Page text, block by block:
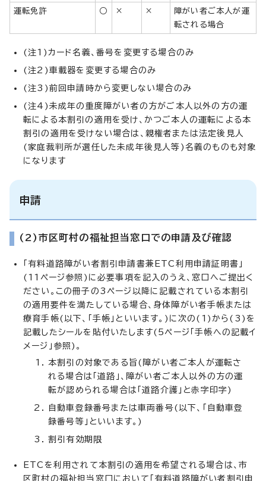
運転免許 ○ × ×
障がい者ご本人が運
転される場合
(注1)カード名義、番号を変更する場合のみ
(注2)車載器を変更する場合のみ
(注3)前回申請時から変更しない場合のみ
(注4)未成年の重度障がい者の方がご本人以外の方の運
転による本割引の適用を受け、かつご本人の運転による本
割引の適用を受けない場合は、親権者または法定後見人
(家庭裁判所が選任した未成年後見人等)名義のものも対象
になります
申請
(2)市区町村の福祉担当窓口での申請及び確認
「有料道路障がい者割引申請書兼ETC利用申請証明書」
(11ページ参照)に必要事項を記入のうえ、窓口へご提出く
ださい。この冊子の3ページ以降に記載されている本割引
の適用要件を満たしている場合、身体障がい者手帳または
療育手帳(以下、「手帳」といいます。)に次の(1)から(3)を
記載したシールを貼付いたします(5ページ「手帳への記載イ
メージ」参照)。
本割引の対象である旨(障がい者ご本人が運転さ
れる場合は「道路」、障がい者ご本人以外の方の運
転が認められる場合は「道路介護」と赤字印字)
自動車登録番号または車両番号(以下、「自動車登
録番号等」といいます。)
割引有効期限
ETCを利用されて本割引の適用を希望される場合は、市
区町村の福祉担当窓口において「有料道路障がい者割引申